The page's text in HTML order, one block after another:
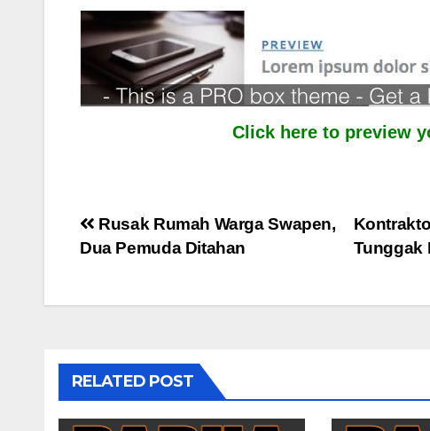
Click here to preview
Post
Tunggak
Rusak Rumah Warga Swapen,
Dua Pemuda Ditahan
RELATED POST